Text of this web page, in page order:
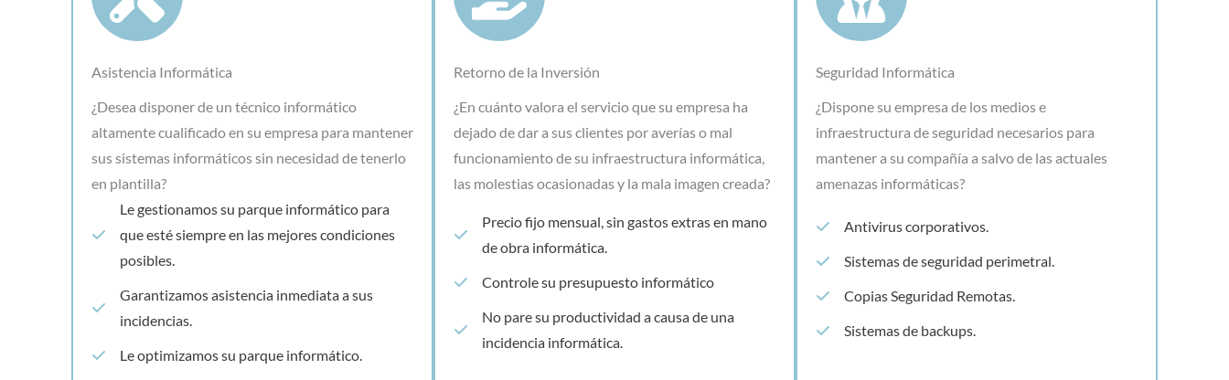
Asistencia Informática
¿Desea disponer de un técnico informático
altamente cualificado en su empresa para mantener
sus sistemas informáticos sin necesidad de tenerlo
en plantilla?
Le gestionamos su parque informático para
que esté siempre en las mejores condiciones
posibles.
Garantizamos asistencia inmediata a sus
incidencias.
Le optimizamos su parque informático.
Retorno de la Inversión
¿En cuánto valora el servicio que su empresa ha
dejado de dar a sus clientes por averías o mal
funcionamiento de su infraestructura informática,
las molestias ocasionadas y la mala imagen creada?
Precio fijo mensual, sin gastos extras en mano
de obra informática.
Controle su presupuesto informático
No pare su productividad a causa de una
incidencia informática.
Seguridad Informática
¿Dispone su empresa de los medios e
infraestructura de seguridad necesarios para
mantener a su compañía a salvo de las actuales
amenazas informáticas?
Antivirus corporativos.
Sistemas de seguridad perimetral.
Copias Seguridad Remotas.
Sistemas de backups.